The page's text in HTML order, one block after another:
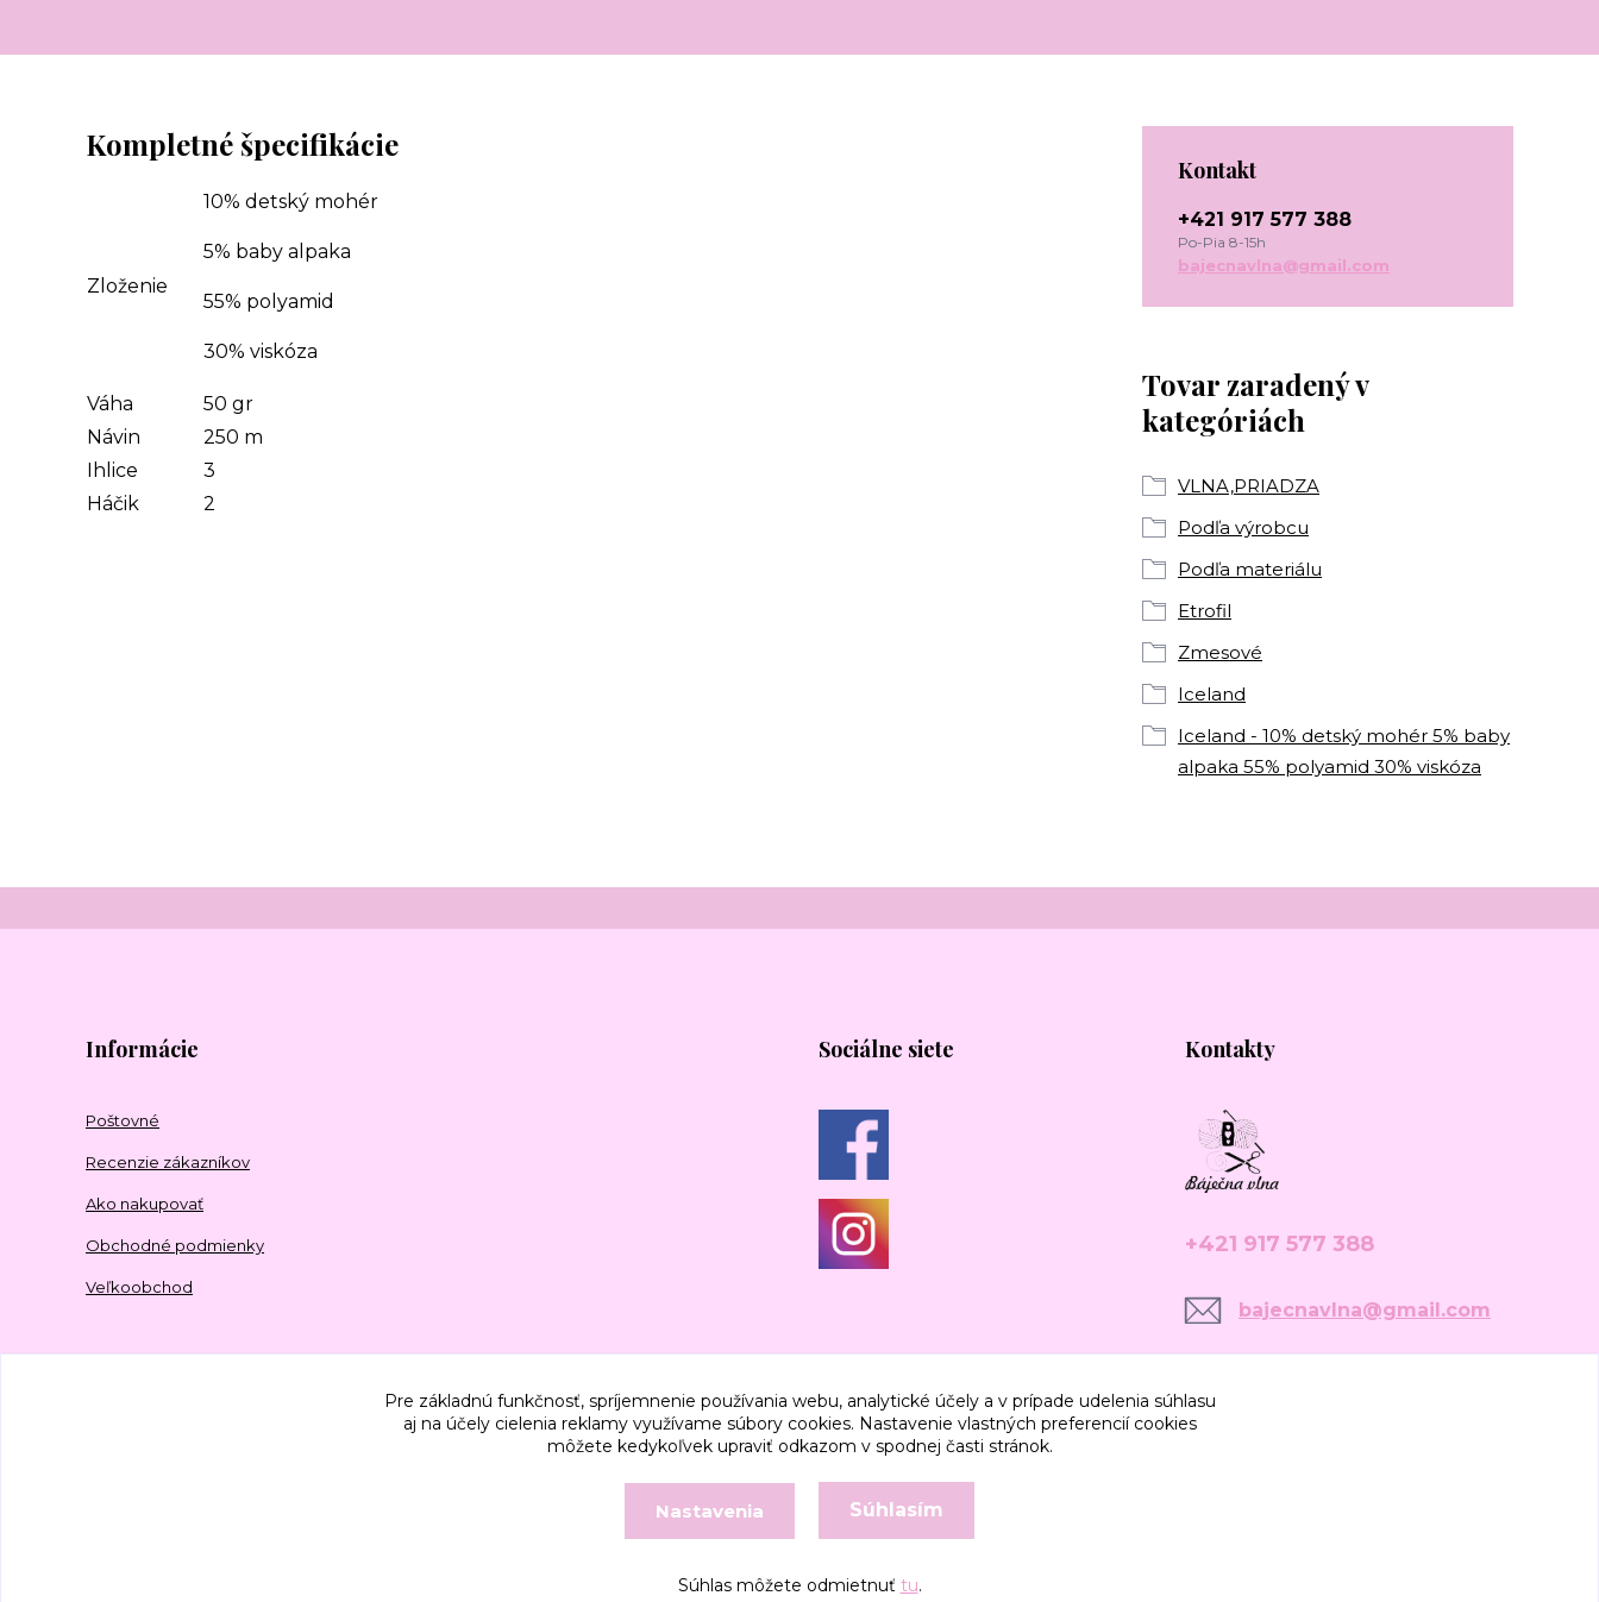
Kompletné špecifikácie
Zloženie
10% detský mohér
5% baby alpaka
55% polyamid
30% viskóza
Váha
50 gr
Návin
250 m
Ihlice
3
Háčik
2
Tovar zaradený v
kategóriách
VLNA,PRIADZA
Podľa výrobcu
Podľa materiálu
Etrofil
Zmesové
Iceland
Iceland - 10% detský mohér 5% baby
alpaka 55% polyamid 30% viskóza
Kontakt
+421 917 577 388
Po-Pia 8-15h
bajecnavlna@gmail.com
Informácie
Poštovné
Recenzie zákazníkov
Ako nakupovať
Obchodné podmienky
Veľkoobchod
Sociálne siete Kontakty
+421 917 577 388
bajecnavlna@gmail.com
Pre základnú funkčnosť, spríjemnenie používania webu, analytické účely a v prípade udelenia súhlasu
aj na účely cielenia reklamy využívame súbory cookies. Nastavenie vlastných preferencií cookies
môžete kedykoľvek upraviť odkazom v spodnej časti stránok.
Nastavenia Súhlasím
Súhlas môžete odmietnuť tu.